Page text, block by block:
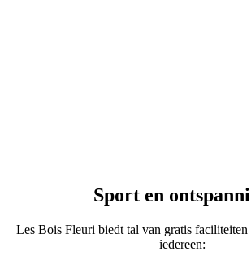
Sport en
Les Bois Fleuri biedt tal van gratis
iedereen: